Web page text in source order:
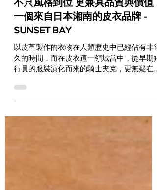
不只風格到位 更兼具品質與價值
一個來自日本湘南的皮衣品牌 -
SUNSET BAY
以皮革製作的衣物在人類歷史中已經佔有非常
久的時間，而在皮衣這一領域當中，從早期飛
生，不會有流行退潮之虞，同時還透過現今製
作技術與價值觀來詮釋，這就是Sunset Bay希